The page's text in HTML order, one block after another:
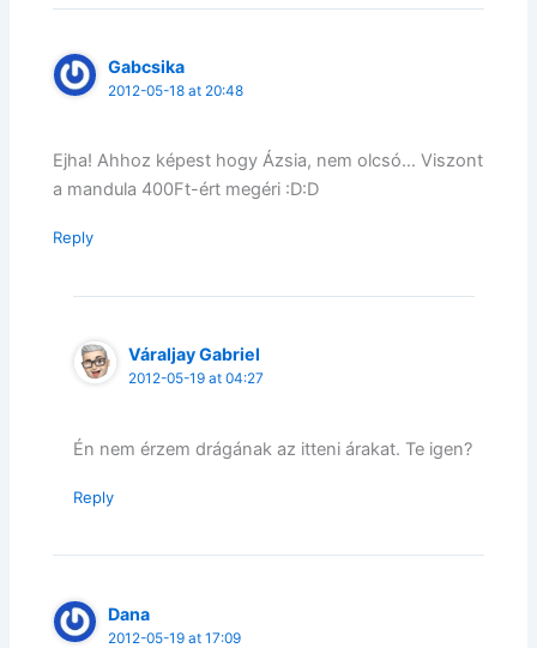
Gabcsika
2012-05-18 at 20:48
Ejha! Ahhoz képest hogy Ázsia, nem olcsó… Viszont
a mandula 400Ft-ért megéri :D:D
Reply
Váraljay Gabriel
2012-05-19 at 04:27
Én nem érzem drágának az itteni árakat. Te igen?
Reply
Dana
2012-05-19 at 17:09